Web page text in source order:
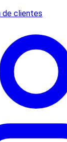
de clientes